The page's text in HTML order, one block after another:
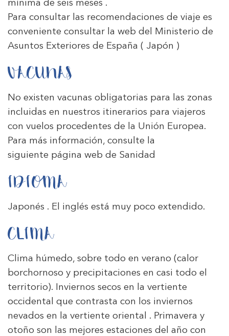
mínima de seis meses .
Para consultar las recomendaciones de viaje es
conveniente consultar la web del Ministerio de
Asuntos Exteriores de España ( Japón )
VACUNAS
No existen vacunas obligatorias para las zonas
incluidas en nuestros itinerarios para viajeros
con vuelos procedentes de la Unión Europea.
Para más información, consulte la
siguiente página web de Sanidad
IDIOMA
Japonés . El inglés está muy poco extendido.
CLIMA
Clima húmedo, sobre todo en verano (calor
borchornoso y precipitaciones en casi todo el
territorio). Inviernos secos en la vertiente
occidental que contrasta con los inviernos
nevados en la vertiente oriental . Primavera y
otoño son las mejores estaciones del año con